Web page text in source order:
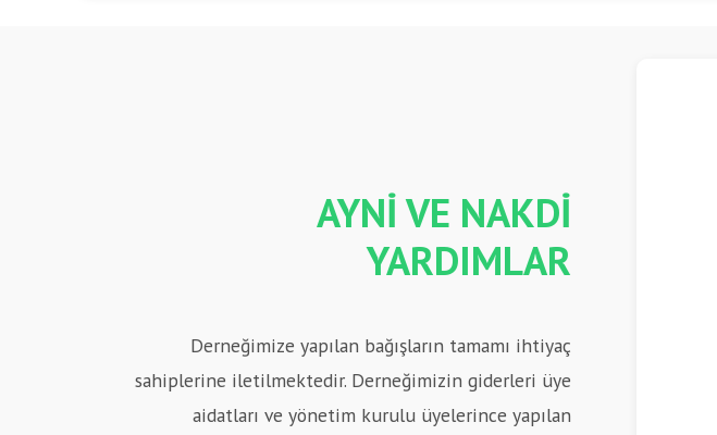
AYNİ VE NAKDİ
YARDIMLAR
Derneğimize yapılan bağışların tamamı ihtiyaç
sahiplerine iletilmektedir. Derneğimizin giderleri üye
aidatları ve yönetim kurulu üyelerince yapılan